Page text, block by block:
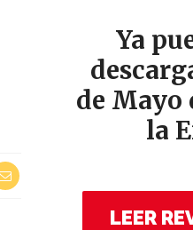
Ya
de Mayo
la
LEER